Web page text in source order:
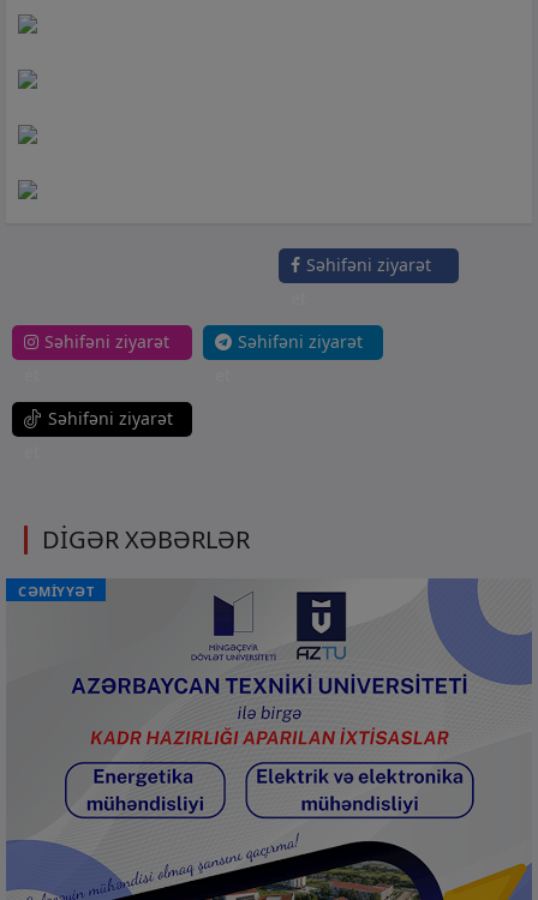
Səhifəni ziyarət
Səhifəni ziyarət
Səhifəni ziyarət
Səhifəni ziyarət
DİGƏR XƏBƏRLƏR
CƏMİYYƏT